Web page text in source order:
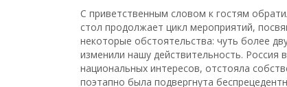
С приветственным словом к гостям
стол продолжает цикл мероприятий,
некоторые обстоятельства: чуть более
изменили нашу действительность. Россия
национальных интересов, отстояла
поэтапно была подвергнута